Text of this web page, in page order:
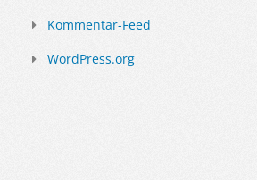
Kommentar-Feed
WordPress.org